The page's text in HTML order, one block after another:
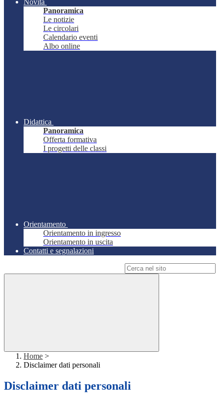
Novità
Panoramica
Le notizie
Le circolari
Calendario eventi
Albo online
Didattica
Panoramica
Offerta formativa
I progetti delle classi
Orientamento
Orientamento in ingresso
Orientamento in uscita
Contatti e segnalazioni
Home >
Disclaimer dati personali
Disclaimer dati personali